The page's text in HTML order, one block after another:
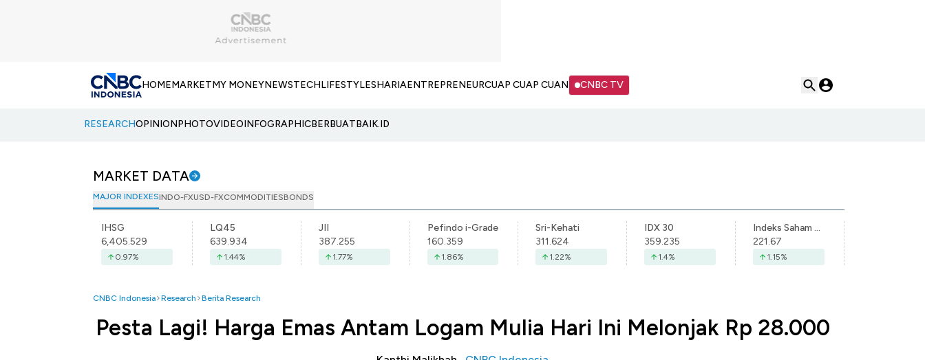
HOMEMARKETMY MONEYNEWSTECHLIFESTYLESHARIAENTREPRENEURCUAP CUAP CUAN CNBC TV
RESEARCHOPINIONPHOTOVIDEOINFOGRAPHICBERBUATBAIK.ID
MARKET DATA
MAJOR INDEXESINDO-FXUSD-FXCOMMODITIESBONDS
IHSG
6,405.529
0.97%
LQ45
639.934
1.44%
JII
387.255
1.77%
Pefindo i-Grade
160.359
1.86%
Sri-Kehati
311.624
1.22%
IDX 30
359.235
1.4%
Indeks Saham Syariah Indonesia
221.67
1.15%
CNBC Indonesia Research Berita Research
Pesta Lagi! Harga Emas Antam Logam Mulia Hari Ini Melonjak Rp 28.000